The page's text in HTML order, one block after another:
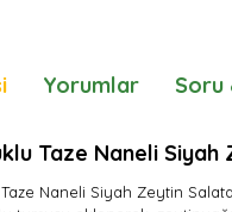
Yorumlar Soru
Taze Naneli Siyah
Naneli Siyah Zeytin